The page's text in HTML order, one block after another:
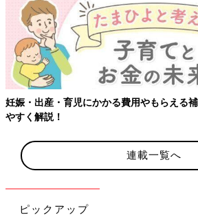
【ワクチン接種できるものも】妊婦の感染
連載一覧へ
ピックアップ